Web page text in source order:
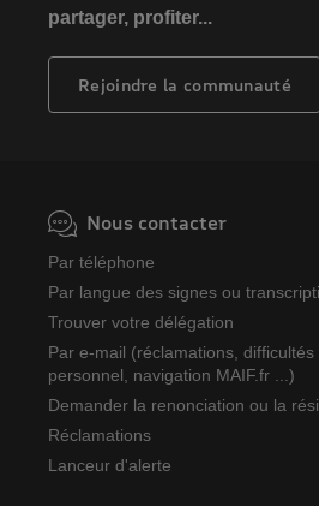
partager, profiter...
Rejoindre la communauté
Nous contacter
Par téléphone
Par langue des signes ou
Trouver votre délégation
Par e-mail (réclamations,
personnel, navigation MAIF.fr ...)
Demander la renonciation ou la
Réclamations
Lanceur d'alerte